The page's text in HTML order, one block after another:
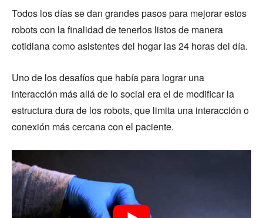
Todos los días se dan grandes pasos para mejorar estos
robots con la finalidad de tenerlos listos de manera
cotidiana como asistentes del hogar las 24 horas del día.
Uno de los desafíos que había para lograr una
interacción más allá de lo social era el de modificar la
estructura dura de los robots, que limita una interacción o
conexión más cercana con el paciente.